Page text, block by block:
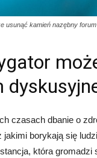
usunąć kamień nazębny
czasach dbanie o
jakimi borykają się
która